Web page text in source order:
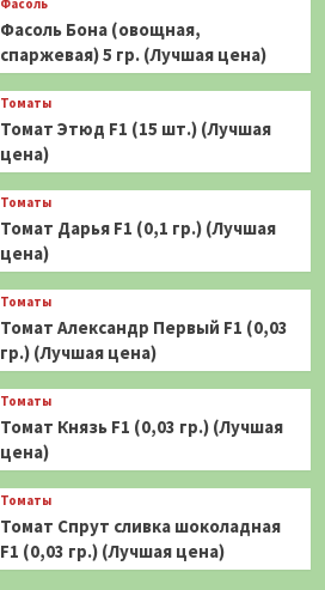
Фасоль
Фасоль Бона (овощная,
спаржевая) 5 гр. (Лучшая цена)
Томаты
Томат Этюд F1 (15 шт.) (Лучшая
цена)
Томаты
Томат Дарья F1 (0,1 гр.) (Лучшая
цена)
Томаты
Томат Александр Первый F1 (0,03
гр.) (Лучшая цена)
Томаты
Томат Князь F1 (0,03 гр.) (Лучшая
цена)
Томаты
Томат Спрут сливка шоколадная
F1 (0,03 гр.) (Лучшая цена)